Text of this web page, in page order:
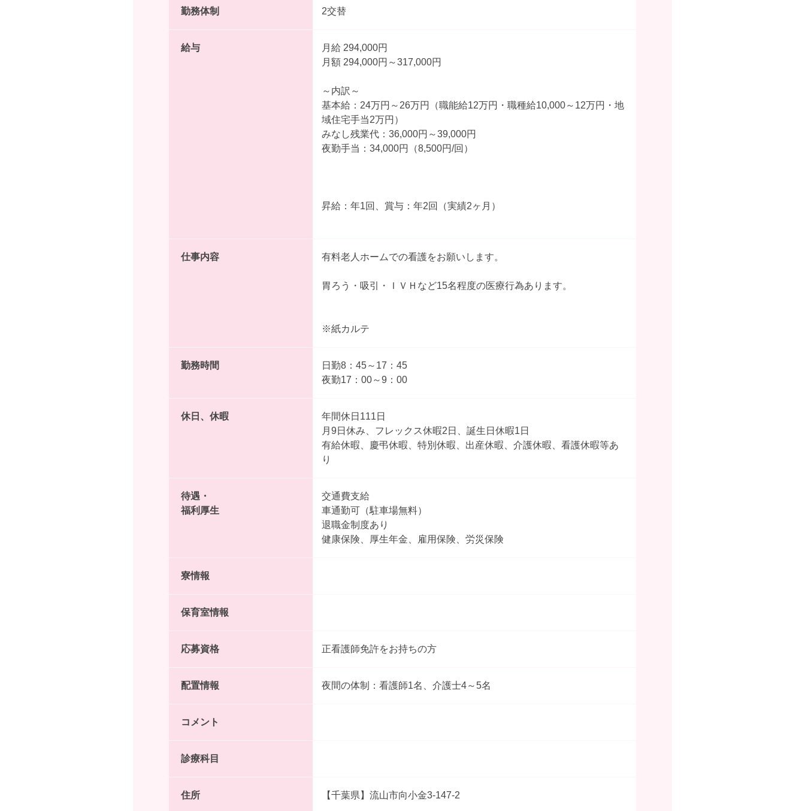
勤務体制 2交替
給与
月給 294,000円
月額 294,000円～317,000円
～内訳～
基本給：24万円～26万円（職能給12万円・職種給10,000～12万円・地
域住宅手当2万円）
みなし残業代：36,000円～39,000円
夜勤手当：34,000円（8,500円/回）
昇給：年1回、賞与：年2回（実績2ヶ月）
仕事内容 有料老人ホームでの看護をお願いします。
胃ろう・吸引・ＩＶＨなど15名程度の医療行為あります。
※紙カルテ
勤務時間
日勤8：45～17：45
夜勤17：00～9：00
休日、休暇
年間休日111日
月9日休み、フレックス休暇2日、誕生日休暇1日
有給休暇、慶弔休暇、特別休暇、出産休暇、介護休暇、看護休暇等あ
り
待遇・
福利厚生
交通費支給
車通勤可（駐車場無料）
退職金制度あり
健康保険、厚生年金、雇用保険、労災保険
寮情報
保育室情報
応募資格 正看護師免許をお持ちの方
配置情報 夜間の体制：看護師1名、介護士4～5名
コメント
診療科目
住所 【千葉県】流山市向小金3-147-2